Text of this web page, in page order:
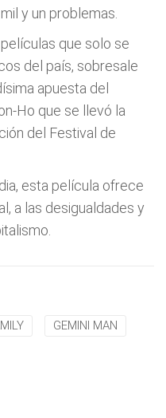
y un problemas.
que solo se
del país, sobresale
apuesta del
Ho que se llevó la
del Festival de
esta película ofrece
a las desigualdades y
GEMINI MAN